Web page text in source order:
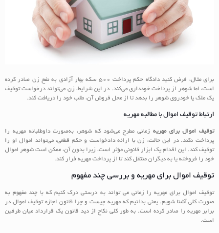
برای مثال، فرض کنید دادگاه حکم پرداخت ۵۰۰ سکه بهار آزادی به نفع زن صادر کرده
است، اما شوهر از پرداخت خودداری می‌کند. در این شرایط، زن می‌تواند درخواست توقیف
یک ملک یا خودروی شوهر را بدهد تا از محل فروش آن، طلب خود را دریافت کند.
ارتباط توقیف اموال با مطالبه مهریه
توقیف اموال برای مهریه زمانی مطرح می‌شود که شوهر، به‌صورت داوطلبانه مهریه را
پرداخت نکند. در این حالت، زن با ارائه دادخواست و حکم قطعی، می‌تواند اموال او را
توقیف کند. این اقدام یک ابزار قانونی مؤثر است، زیرا بدون آن، ممکن است شوهر اموال
خود را فروخته یا به دیگران منتقل کند تا از پرداخت مهریه فرار کند.
توقیف اموال برای مهریه و بررسی چند مفهوم
توقیف اموال برای مهریه را زمانی می تواند به درستی درک کنیم که با چند مفهوم به
صورت کلی آشنا شویم. یعنی بدانیم که مهریه چیست و چرا قانون اجازه توقیف اموال در
برابر مهریه را صادر کرده است. به طور کلی نکاح از دید قانون یک قرارداد میان طرفین
است.